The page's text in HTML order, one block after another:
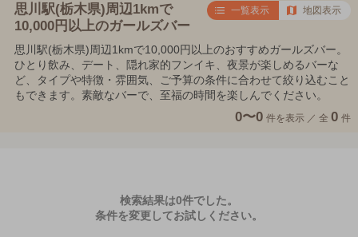
思川駅(栃木県)周辺1kmで
10,000円以上のガールズバー
一覧表示 地図表示
思川駅(栃木県)周辺1kmで10,000円以上のおすすめガールズバー。
ひとり飲み、デート、隠れ家的フンイキ、夜景が楽しめるバーな
ど、タイプや特徴・雰囲気、ご予算の条件に合わせて絞り込むこと
もできます。素敵なバーで、至福の時間を楽しんでください。
0〜0 件を表示 ／ 全 0 件
検索結果は0件でした。
条件を変更してお試しください。